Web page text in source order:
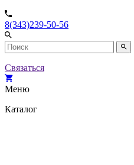
8(343)239-50-56
Связаться
Меню
Каталог